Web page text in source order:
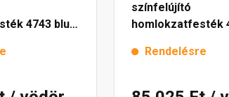
4743 blue
színfelújító
homlokzatfesték
Rendelésre